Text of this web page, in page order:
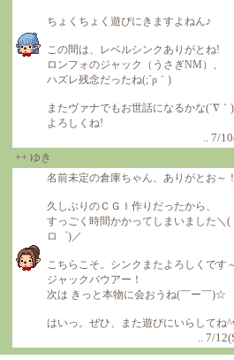
ちょくちょく遊びにきますよねん♪
この間は、レベルシンクありがとね!
ロンフォのジャック（うさぎNM）、
ハズレ残念だったね(;´ρ｀)
またヴァナでもお世話になるかな(´∇｀)
よろしくね!
.. 7/
++ ゆき
名前未定の倉庫ちゃん、ありがとお～！
久しぶりのＣＧＩ作りだったから、
すっごく時間かかってしまいました＼(
ロ゜)／
こちらこそ。シンクまたよろしくです～
ジャックバウアー！
次は きっと本物に会おうね(￣ー￣)☆
はいっ。ぜひ、また遊びにいらしてね
.. 7/